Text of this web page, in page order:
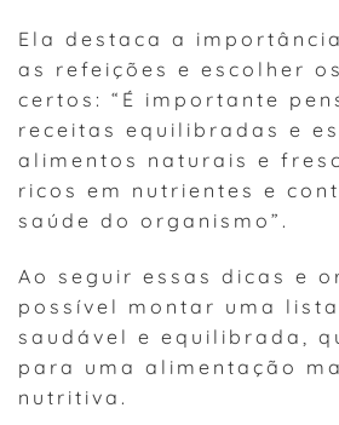
Ela destaca a
as refeições e escolher
certos: “É importante
receitas equilibradas e
alimentos naturais e
ricos em nutrientes e
saúde do organismo”.
Ao seguir essas dicas e
possível montar uma
saudável e equilibrada,
para uma alimentação
nutritiva.